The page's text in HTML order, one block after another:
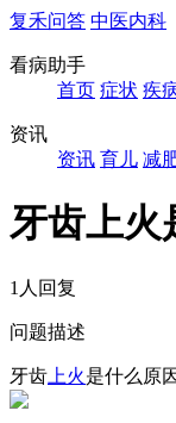
复禾问答 中医内科
看病助手
首页 症状 疾
资讯
资讯 育儿 减
牙齿上火
1人回复
问题描述
牙齿 上火是什么原